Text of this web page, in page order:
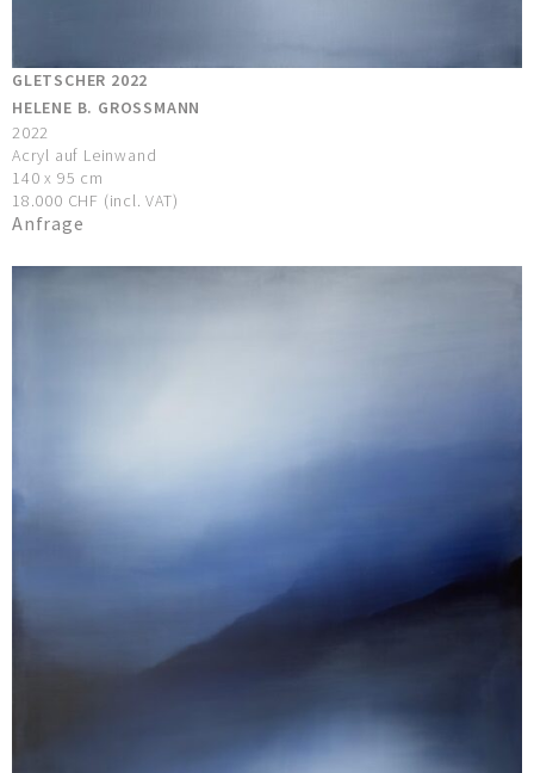
GLETSCHER 2022
HELENE B. GROSSMANN
2022
Acryl auf Leinwand
140 x 95 cm
18.000 CHF (incl. VAT)
Anfrage